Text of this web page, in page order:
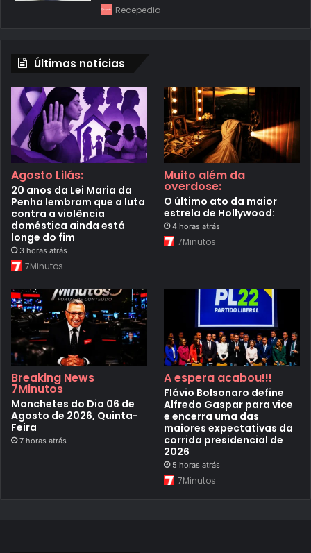
Recepedia
Últimas notícias
Agosto Lilás:
20 anos da Lei Maria da
Penha lembram que a luta
contra a violência
doméstica ainda está
longe do fim
3 horas atrás
7Minutos
Muito além da
overdose:
O último ato da maior
estrela de Hollywood:
4 horas atrás
7Minutos
Breaking News
7Minutos
Manchetes do Dia 06 de
Agosto de 2026, Quinta-
Feira
7 horas atrás
A espera acabou!!!
Flávio Bolsonaro define
Alfredo Gaspar para vice
e encerra uma das
maiores expectativas da
corrida presidencial de
2026
5 horas atrás
7Minutos